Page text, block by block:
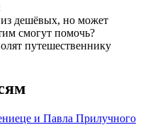
дешёвых, но может
смогут помочь?
путешественнику
и Павла Прилучного